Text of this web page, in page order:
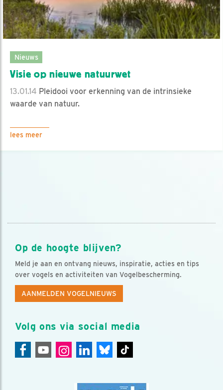
Nieuws
Visie op nieuwe natuurwet
13.01.14 Pleidooi voor erkenning van de intrinsieke
waarde van natuur.
lees meer
Op de hoogte blijven?
Meld je aan en ontvang nieuws, inspiratie, acties en tips
over vogels en activiteiten van Vogelbescherming.
AANMELDEN VOGELNIEUWS
Volg ons via social media